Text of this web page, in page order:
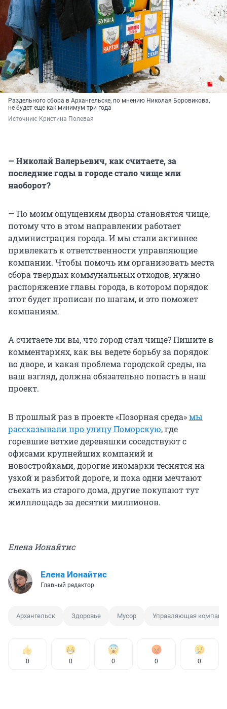
Раздельного сбора в Архангельске, по мнению Николая Боровикова,
не будет еще как минимум три года
Источник: Кристина Полевая
—Николай Валерьевич, как считаете, за
последние годы в городе стало чище или
наоборот?
— По моим ощущениям дворы становятся чище,
потому что в этом направлении работает
администрация города. И мы стали активнее
привлекать к ответственности управляющие
компании. Чтобы помочь им организовать места
сбора твердых коммунальных отходов, нужно
распоряжение главы города, в котором порядок
этот будет прописан по шагам, и это поможет
компаниям.
А считаете ли вы, что город стал чище? Пишите в
комментариях, как вы ведете борьбу за порядок
во дворе, и какая проблема городской среды, на
ваш взгляд, должна обязательно попасть в наш
проект.
В прошлый раз в проекте «Позорная среда»мы
рассказывали про улицу Поморскую, где
горевшие ветхие деревяшки соседствуют с
офисами крупнейших компаний и
новостройками, дорогие иномарки теснятся на
узкой и разбитой дороге, и пока одни мечтают
съехать из старого дома, другие покупают тут
жилплощадь за десятки миллионов.
Елена Ионайтис
Елена Ионайтис
Главный редактор
Архангельск Здоровье Мусор Управляющая
0 0 0 0 0